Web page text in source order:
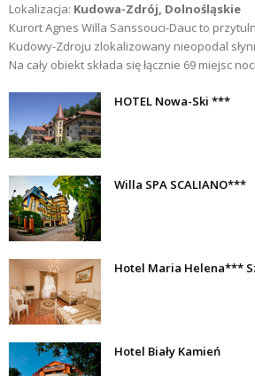
Lokalizacja: Kudowa-Zdrój, Dolnośląskie
Kurort Agnes Willa Sanssouci-Dauc to
Kudowy-Zdroju zlokalizowany nieopodal
Na cały obiekt składa się łącznie 69 miejsc
HOTEL Nowa-Ski ***
Willa SPA SCALIANO***
Hotel Maria Helena***
Hotel Biały Kamień